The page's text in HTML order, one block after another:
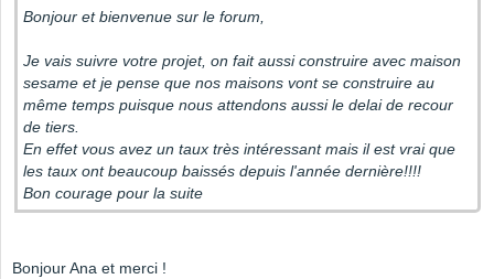
Bonjour et bienvenue sur le forum,
Je vais suivre votre projet, on fait aussi construire avec maison
sesame et je pense que nos maisons vont se construire au
même temps puisque nous attendons aussi le delai de recour
de tiers.
En effet vous avez un taux très intéressant mais il est vrai que
les taux ont beaucoup baissés depuis l'année dernière!!!!
Bon courage pour la suite
Bonjour Ana et merci !